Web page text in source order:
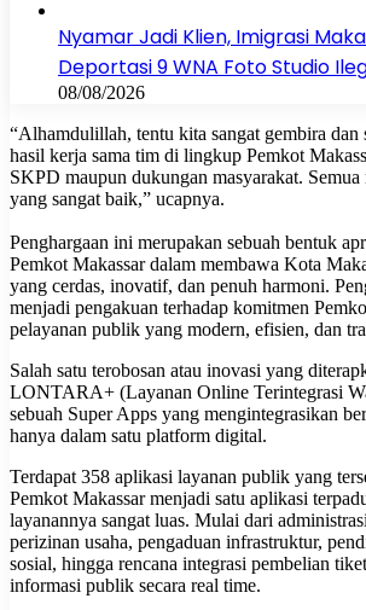
Nyamar Jadi Klien, Imigrasi
Deportasi 9 WNA Foto Studio
08/08/2026
‎“Alhamdulillah, tentu kita sangat gembira dan
hasil kerja sama tim di lingkup Pemkot
SKPD maupun dukungan masyarakat. Semua
yang sangat baik,” ucapnya.
Penghargaan ini merupakan sebuah bentuk
Pemkot Makassar dalam membawa Kota
yang cerdas, inovatif, dan penuh harmoni.
menjadi pengakuan terhadap komitmen
pelayanan publik yang modern, efisien, dan
Salah satu terobosan atau inovasi yang
‎LONTARA+ (Layanan Online Terintegrasi
sebuah Super Apps yang mengintegrasikan
hanya dalam satu platform digital.
Terdapat 358 aplikasi layanan publik yang
Pemkot Makassar menjadi satu aplikasi
layanannya sangat luas. Mulai dari
perizinan usaha, pengaduan infrastruktur,
sosial, hingga rencana integrasi pembelian
informasi publik secara real time.